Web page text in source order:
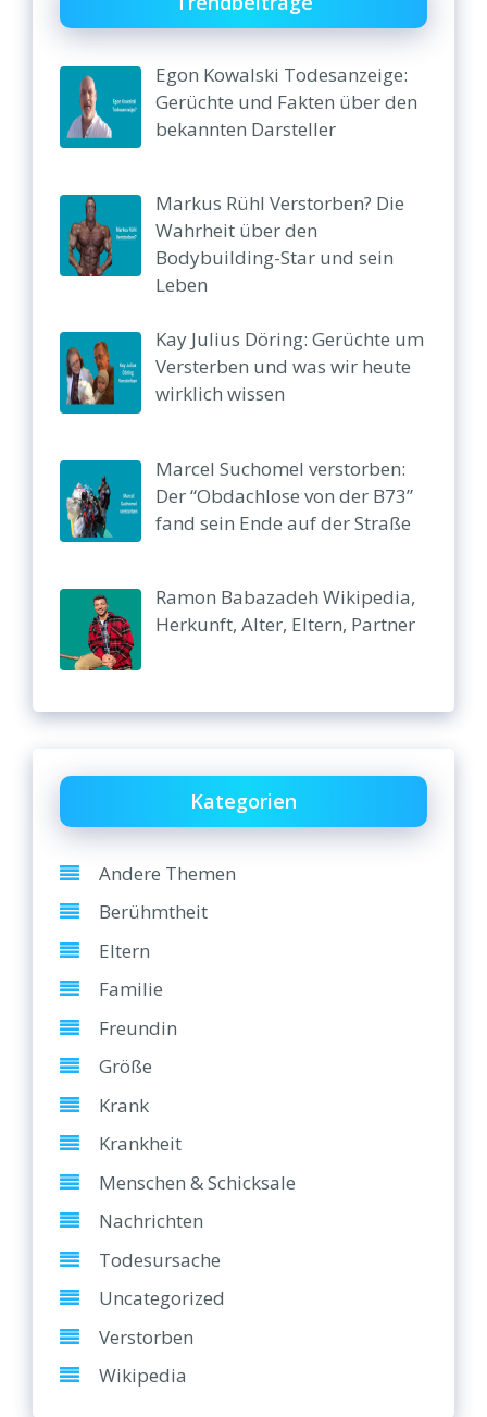
Egon Kowalski Todesanzeige:
Gerüchte und Fakten über den
bekannten Darsteller
Markus Rühl Verstorben? Die
Wahrheit über den
Bodybuilding-Star und sein
Leben
Kay Julius Döring: Gerüchte um
Versterben und was wir heute
wirklich wissen
Marcel Suchomel verstorben:
Der “Obdachlose von der B73”
fand sein Ende auf der Straße
Ramon Babazadeh Wikipedia,
Herkunft, Alter, Eltern, Partner
Kategorien
Andere Themen
Berühmtheit
Eltern
Familie
Freundin
Größe
Krank
Krankheit
Menschen & Schicksale
Nachrichten
Todesursache
Uncategorized
Verstorben
Wikipedia